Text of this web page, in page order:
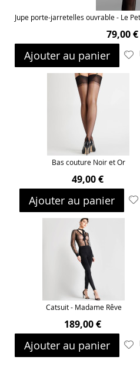
Jupe porte-jarretelles ouvrable - Le
79,00 €
Ajouter au panier
Bas couture Noir et Or
49,00 €
Ajouter au panier
Catsuit - Madame Rêve
189,00 €
Ajouter au panier